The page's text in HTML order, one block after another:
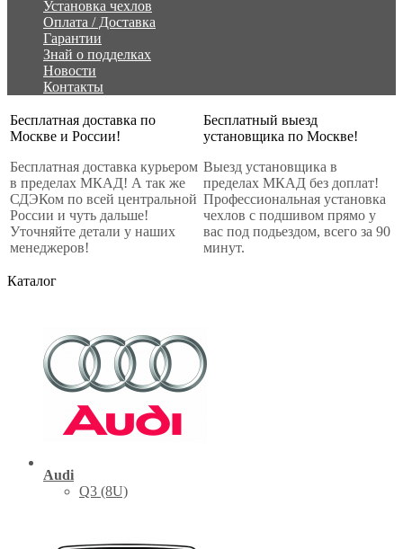
Установка чехлов
Оплата / Доставка
Гарантии
Знай о подделках
Новости
Контакты
Бесплатная доставка по
Москве и России!
Бесплатная доставка курьером
в пределах МКАД! А так же
СДЭКом по всей центральной
России и чуть дальше!
Уточняйте детали у наших
менеджеров!
Бесплатный выезд
установщика по Москве!
Выезд установщика в
пределах МКАД без доплат!
Профессиональная установка
чехлов с подшивом прямо у
вас под подьездом, всего за 90
минут.
Каталог
Audi
Q3 (8U)